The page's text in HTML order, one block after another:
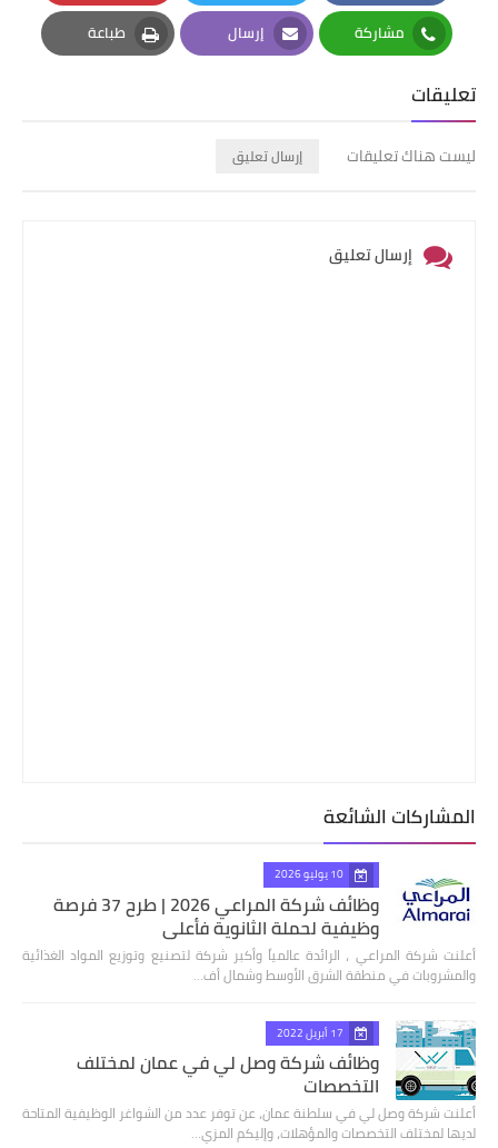
Facebook
Twitter
Pinterest
مشاركة
Whatsapp
إرسال
Email
طباعة
Print
تعليقات
ليست هناك تعليقات إرسال تعليق
إرسال تعليق
المشاركات الشائعة
10 يوليو 2026
وظائف شركة المراعي 2026 | طرح 37 فرصة
وظيفية لحملة الثانوية فأعلى
أعلنت شركة المراعي ، الرائدة عالمياً وأكبر شركة لتصنيع وتوزيع المواد الغذائية
والمشروبات في منطقة الشرق الأوسط وشمال أف…
17 أبريل 2022
وظائف شركة وصل لي في عمان لمختلف
التخصصات
أعلنت شركة وصل لي في سلطنة عمان، عن توفر عدد من الشواغر الوظيفية المتاحة
لديها لمختلف التخصصات والمؤهلات، وإليكم المزي…